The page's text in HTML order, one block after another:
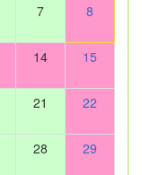
7 8
14 15
21 22
28 29